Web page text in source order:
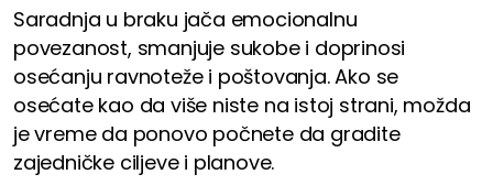
Saradnja u braku jača emocionalnu
povezanost, smanjuje sukobe i doprinosi
osećanju ravnoteže i poštovanja. Ako se
osećate kao da više niste na istoj strani, možda
je vreme da ponovo počnete da gradite
zajedničke ciljeve i planove.